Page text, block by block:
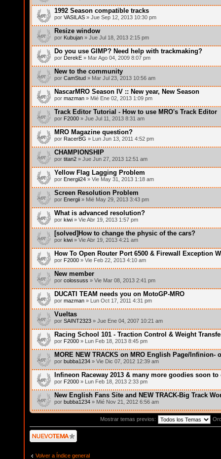
1992 Season compatible tracks
por VASILAS » Jue Sep 12, 2013 10:30 pm
Resize window
por Kubujan » Jue Jul 18, 2013 2:15 pm
Do you use GIMP? Need help with trackmaking?
por DerekE » Mar Ago 04, 2009 8:07 pm
New to the community
por CamStud » Mar Jul 23, 2013 10:56 am
NascarMRO Season IV :: New year, New Season
por mazman » Mié Ene 02, 2013 1:09 pm
Track Editor Tutorial - How to use MRO's Track Editor
por F2000 » Jue Jul 11, 2013 8:31 am
MRO Magazine question?
por RacerBG » Lun Jun 13, 2011 4:52 pm
CHAMPIONSHIP
por titan2 » Jue Jun 27, 2013 12:51 am
Yellow Flag Lagging Problem
por Energii24 » Vie May 31, 2013 1:18 am
Screen Resolution Problem
por Energii » Mié May 29, 2013 3:43 pm
What is advanced resolution?
por kiwi » Vie Abr 19, 2013 1:57 pm
[solved]How to change the physic of the cars?
por kiwi » Vie Abr 19, 2013 4:21 am
How To Open Router Port 6500 & Firewall Exception
por F2000 » Vie Feb 22, 2013 4:10 am
New member
por colossuss » Vie Mar 08, 2013 2:41 pm
DUCATI TEAM needs you on MotoGP-MRO
por mazman » Lun Oct 17, 2011 4:31 pm
Vueltas
por SAINT2323 » Jue Ene 04, 2007 10:21 am
Racing School 101 - Traction Control & Weight
por F2000 » Lun Feb 18, 2013 8:45 pm
MORE NEW TRACKS on MRO English Page/Infinion-
por bubba1234 » Vie Dic 07, 2012 12:39 am
Infineon Raceway 2013 & many more goodies soon to
por F2000 » Lun Feb 18, 2013 2:33 pm
New English Fans Site and NEW TRACK-Big Track
por bubba1234 » Mié Nov 21, 2012 6:56 am
Mostrar temas previos:
Publicar un nuevo
tema
Volver a Índice general